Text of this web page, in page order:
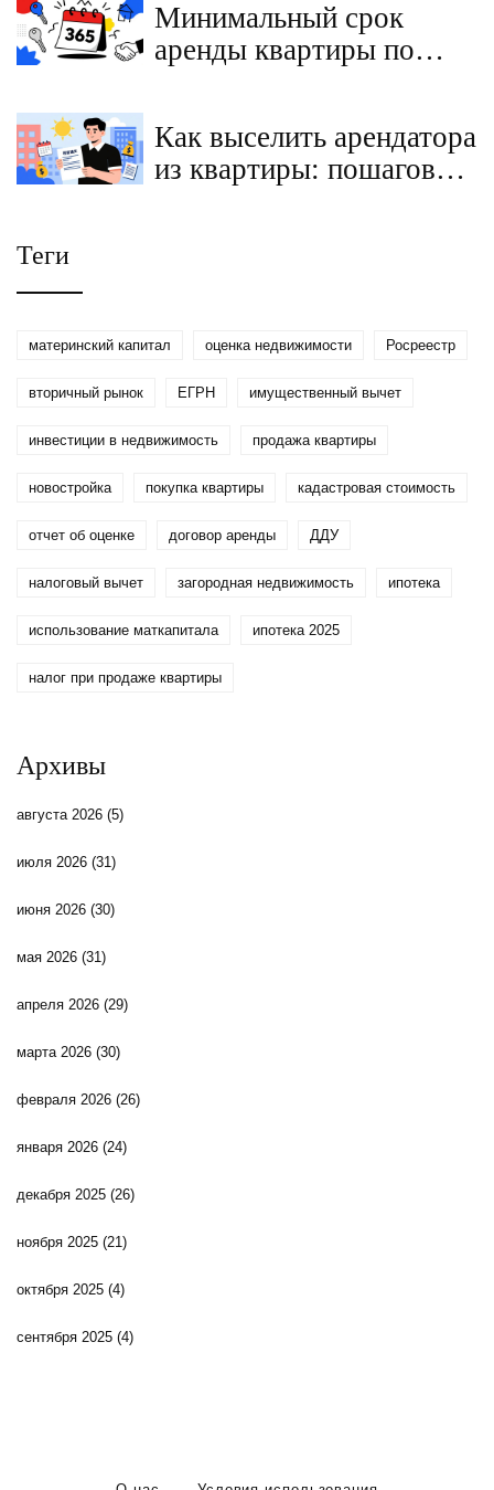
2026 году
Минимальный срок
аренды квартиры по
или день без штрафов
Как выселить арендатора
из квартиры: пошаговая
Теги
материнский капитал оценка недвижимости Росреестр
вторичный рынок ЕГРН имущественный вычет
инвестиции в недвижимость продажа квартиры
новостройка покупка квартиры кадастровая стоимость
отчет об оценке договор аренды ДДУ
налоговый вычет загородная недвижимость ипотека
использование маткапитала ипотека 2025
налог при продаже квартиры
Архивы
августа 2026 (5)
июля 2026 (31)
июня 2026 (30)
мая 2026 (31)
апреля 2026 (29)
марта 2026 (30)
февраля 2026 (26)
января 2026 (24)
декабря 2025 (26)
ноября 2025 (21)
октября 2025 (4)
сентября 2025 (4)